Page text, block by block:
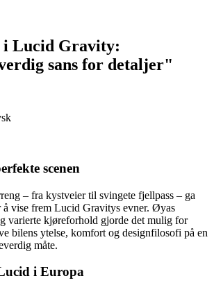
Lucid Gravity:
sans for detaljer"
scenen
– fra kystveier til svingete fjellpass – ga
vise frem Lucid Gravitys evner. Øyas
varierte kjøreforhold gjorde det mulig for
bilens ytelse, komfort og designfilosofi på en
måte.
i Europa